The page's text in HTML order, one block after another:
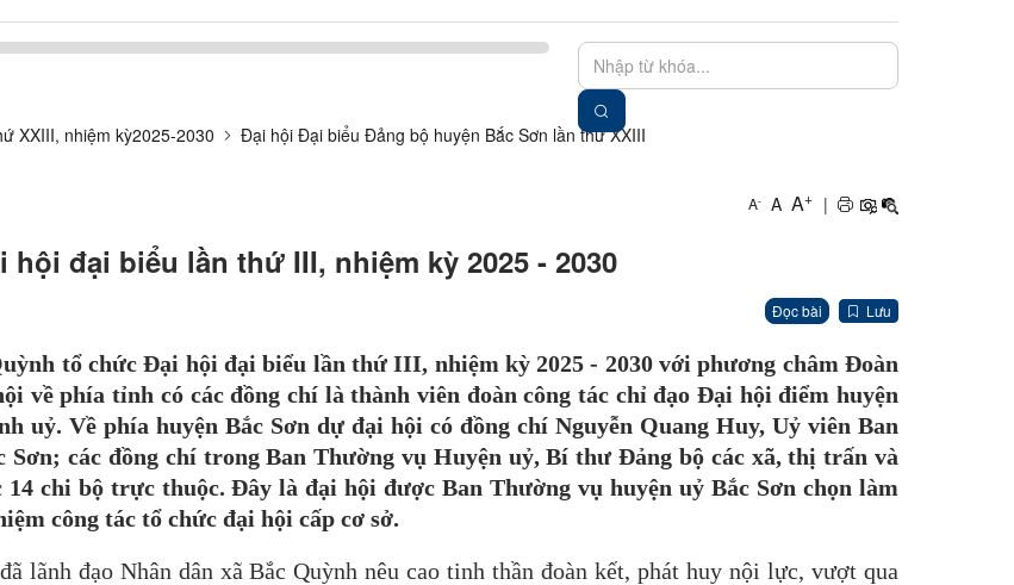
XXIII, nhiệm kỳ2025-2030 Đại hội Đại biểu Đảng bộ huyện Bắc Sơn lần thứ XXIII
A- A A+ |
đại biểu lần thứ III, nhiệm kỳ 2025 - 2030
Đọc bài Lưu
tổ chức Đại hội đại biểu lần thứ III, nhiệm kỳ 2025 - 2030 với phương châm Đoàn
về phía tỉnh có các đồng chí là thành viên đoàn công tác chỉ đạo Đại hội điểm huyện
uỷ. Về phía huyện Bắc Sơn dự đại hội có đồng chí Nguyễn Quang Huy, Uỷ viên Ban
các đồng chí trong Ban Thường vụ Huyện uỷ, Bí thư Đảng bộ các xã, thị trấn và
14 chi bộ trực thuộc. Đây là đại hội được Ban Thường vụ huyện uỷ Bắc Sơn chọn làm
công tác tổ chức đại hội cấp cơ sở.
lãnh đạo Nhân dân xã Bắc Quỳnh nêu cao tinh thần đoàn kết, phát huy nội lực, vượt qua